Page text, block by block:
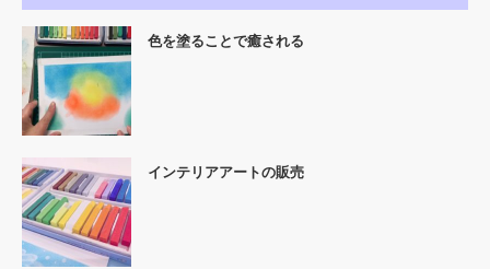
色を塗ることで癒される
インテリアアートの販売